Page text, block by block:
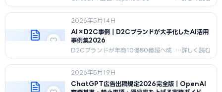
Answer）の2024-2026年アップデー
トを完全網羅。新フォーマット、ター
ゲティング強化、測定改善、競合比
較、下半期予測、対応チェックリスト
まで。
2026年5月14日
AI×D2C事例｜D2Cブランドが大手化したAI活用
事例集2026
D2Cブランドが年商10億→50億超へ成
長したAI活用事例を5社分公開。美容コ
スメ・フード・アパレル・健康食品・日
用品の業種別成功パターンと失敗回避
策を2026年最新版で網羅。
2026年5月19日
ChatGPT広告出稿規定2026完全版｜OpenAI